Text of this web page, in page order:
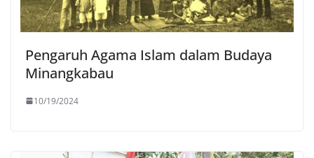
Pengaruh Agama Islam dalam Budaya
Minangkabau
10/19/2024